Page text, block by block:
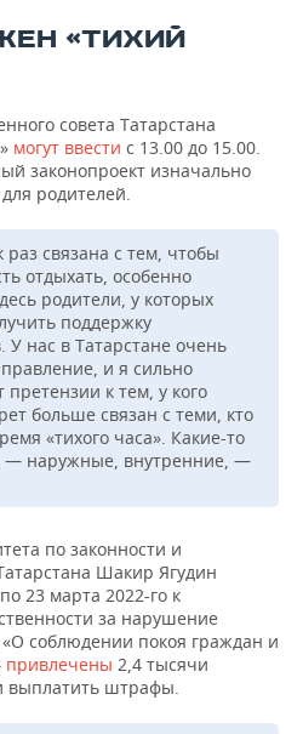
«ТИХИЙ
совета Татарстана
могут ввести с 13.00 до 15.00.
законопроект изначально
родителей.
связана с тем, чтобы
отдыхать, особенно
родители, у которых
поддержку
У нас в Татарстане очень
и я сильно
к тем, у кого
больше связан с теми, кто
«тихого часа». Какие-то
— наружные, внутренние, —
по законности и
Шакир Ягудин
23 марта 2022-го к
за нарушение
«О соблюдении покоя граждан и
привлечены 2,4 тысячи
выплатить штрафы.